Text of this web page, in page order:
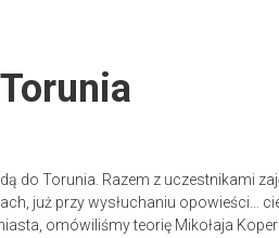
do Torunia. Razem z uczestnikami
już przy wysłuchaniu opowieści…
omówiliśmy teorię Mikołaja